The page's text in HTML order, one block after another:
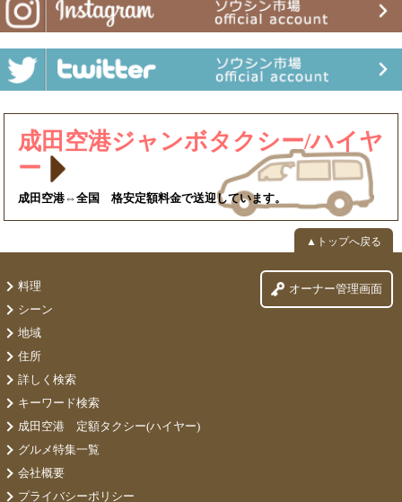
成田空港ジャンボタクシー/ハイヤ
ー
成田空港⇔全国 格安定額料金で送迎しています。
▲トップへ戻る
料理
シーン
地域
住所
詳しく検索
キーワード検索
成田空港 定額タクシー(ハイヤー)
グルメ特集一覧
会社概要
プライバシーポリシー
オーナー管理画面